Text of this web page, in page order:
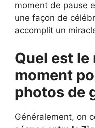
moment de pause
une façon de
accomplit un
Quel est le
moment
photos de
Généralement, on